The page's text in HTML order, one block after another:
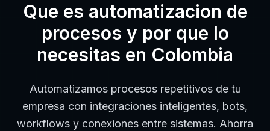
Que es automatizacion de
procesos y por que lo
necesitas en Colombia
Automatizamos procesos repetitivos de tu
empresa con integraciones inteligentes, bots,
workflows y conexiones entre sistemas. Ahorra